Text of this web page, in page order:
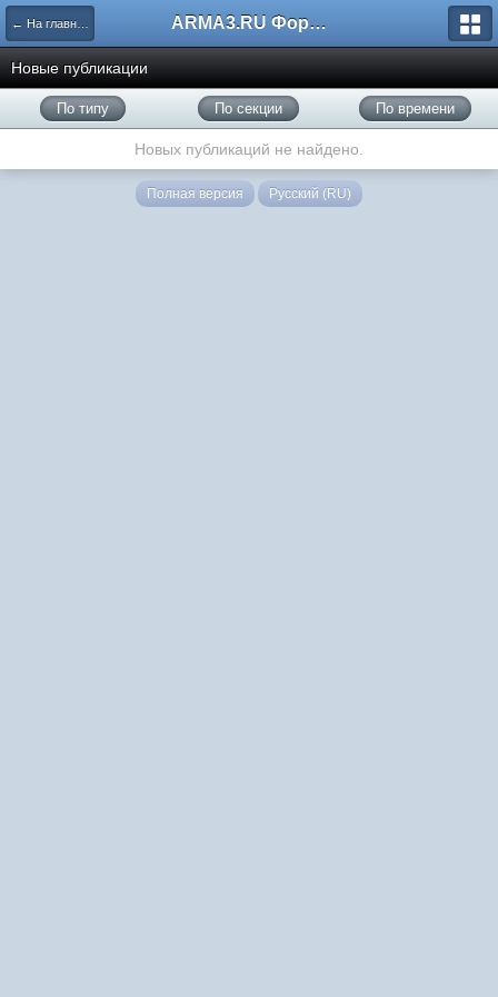
← На главную ARMA3.RU Форум
Новые публикации
По типу По секции По времени
Новых публикаций не найдено.
Полная версия Русский (RU)